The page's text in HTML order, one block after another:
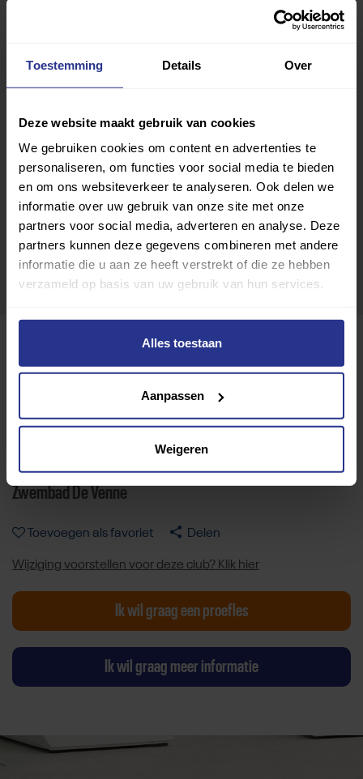
Toestemming Details Over
Deze website maakt gebruik van cookies
We gebruiken cookies om content en advertenties te
personaliseren, om functies voor social media te bieden
en om ons websiteverkeer te analyseren. Ook delen we
informatie over uw gebruik van onze site met onze
partners voor social media, adverteren en analyse. Deze
partners kunnen deze gegevens combineren met andere
informatie die u aan ze heeft verstrekt of die ze hebben
verzameld op basis van uw gebruik van hun services.
Alles toestaan
Aanpassen
Weigeren
Zwembad De Venne
Toevoegen als favoriet Delen
Wijziging voorstellen voor deze club? Klik hier
Ik wil graag een proefles
Ik wil graag meer informatie